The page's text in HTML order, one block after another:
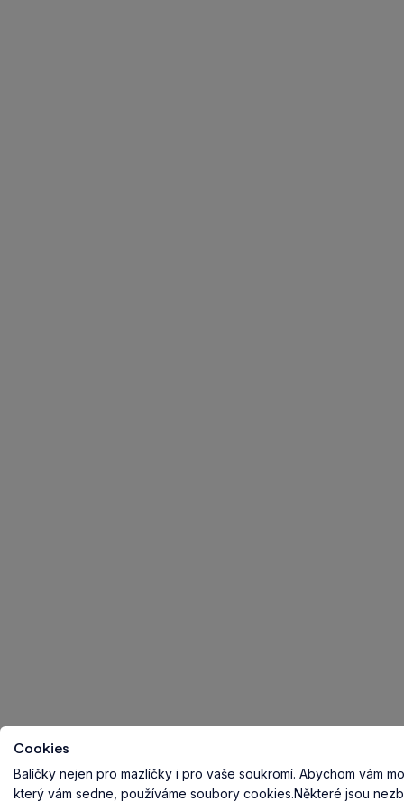
Cookies
Balíčky nejen pro mazlíčky i pro vaše soukromí. Abychom vám
který vám sedne, používáme soubory cookies.Některé jsou